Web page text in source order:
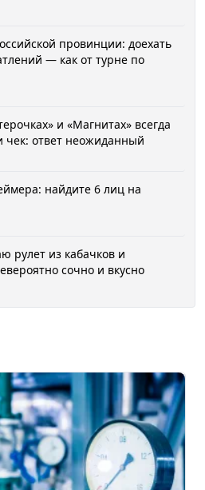
провинции: доехать
— как от турне по
и «Магнитах» всегда
ответ неожиданный
найдите 6 лиц на
рулет из кабачков и
сочно и вкусно